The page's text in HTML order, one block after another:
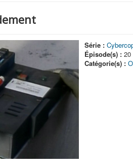
Série :
Épisode(s) :20
Catégorie(s) :